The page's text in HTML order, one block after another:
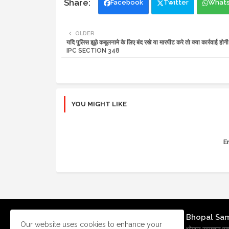
Facebook Twitter
OLDER
यदि पुलिस झूठे कबूलनामे के लिए बंद रखे या मारपीट करे तो क्या कार्रवाई
IPC SECTION 348
YOU MIGHT LIKE
Bhopal
Our website uses cookies to enhance your